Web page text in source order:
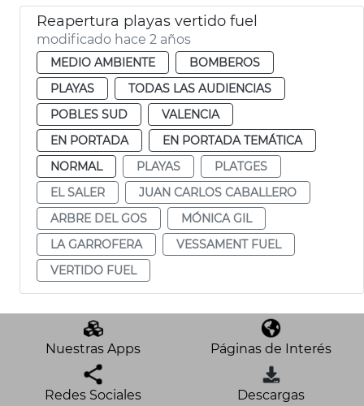
Reapertura playas vertido fuel
modificado hace 2 años
MEDIO AMBIENTE
BOMBEROS
PLAYAS
TODAS LAS AUDIENCIAS
POBLES SUD
VALENCIA
EN PORTADA
EN PORTADA TEMÁTICA
NORMAL
PLAYAS
PLATGES
EL SALER
JUAN CARLOS CABALLERO
ARBRE DEL GOS
MÓNICA GIL
LA GARROFERA
VESSAMENT FUEL
VERTIDO FUEL
Nuestras Apps Páginas de Interés
Redes Sociales Descargas